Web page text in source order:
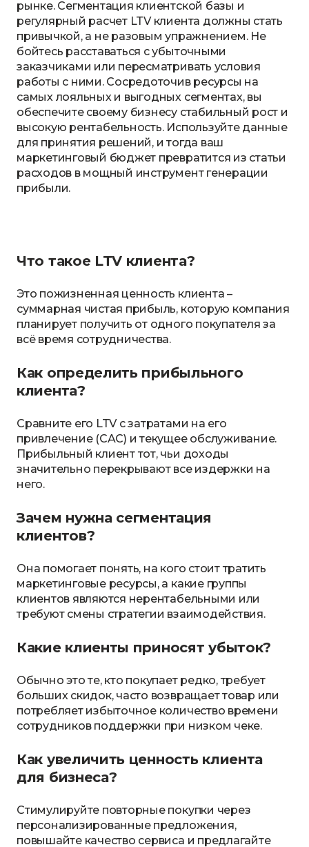
рынке. Сегментация клиентской базы и
регулярный расчет LTV клиента должны стать
привычкой, а не разовым упражнением. Не
бойтесь расставаться с убыточными
заказчиками или пересматривать условия
работы с ними. Сосредоточив ресурсы на
самых лояльных и выгодных сегментах, вы
обеспечите своему бизнесу стабильный рост и
высокую рентабельность. Используйте данные
для принятия решений, и тогда ваш
маркетинговый бюджет превратится из статьи
расходов в мощный инструмент генерации
прибыли.
Что такое LTV клиента?
Это пожизненная ценность клиента –
суммарная чистая прибыль, которую компания
планирует получить от одного покупателя за
всё время сотрудничества.
Как определить прибыльного
клиента?
Сравните его LTV с затратами на его
привлечение (CAC) и текущее обслуживание.
Прибыльный клиент тот, чьи доходы
значительно перекрывают все издержки на
него.
Зачем нужна сегментация
клиентов?
Она помогает понять, на кого стоит тратить
маркетинговые ресурсы, а какие группы
клиентов являются нерентабельными или
требуют смены стратегии взаимодействия.
Какие клиенты приносят убыток?
Обычно это те, кто покупает редко, требует
больших скидок, часто возвращает товар или
потребляет избыточное количество времени
сотрудников поддержки при низком чеке.
Как увеличить ценность клиента
для бизнеса?
Стимулируйте повторные покупки через
персонализированные предложения,
повышайте качество сервиса и предлагайте